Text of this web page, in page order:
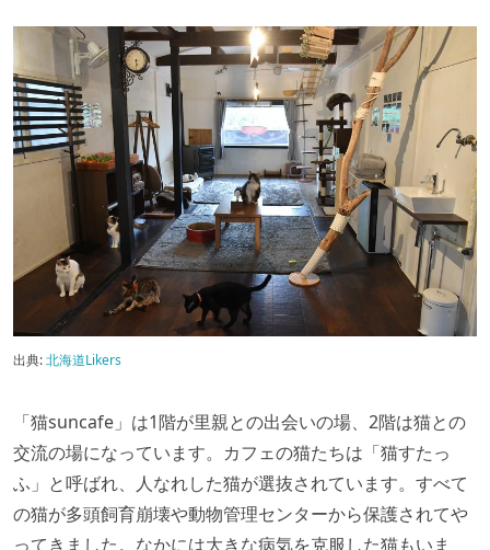
出典:北海道Likers
「猫suncafe」は1階が里親との出会いの場、2階は猫との
交流の場になっています。カフェの猫たちは「猫すたっ
ふ」と呼ばれ、人なれした猫が選抜されています。すべて
の猫が多頭飼育崩壊や動物管理センターから保護されてや
ってきました。なかには大きな病気を克服した猫もいま